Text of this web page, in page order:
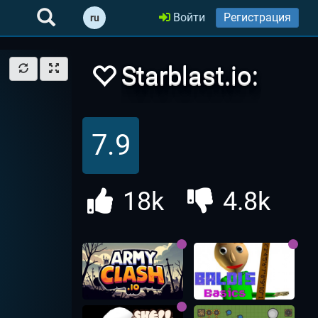
ru Войти Регистрация
Starblast.io:
Старбласт ио
7.9
18k 4.8k